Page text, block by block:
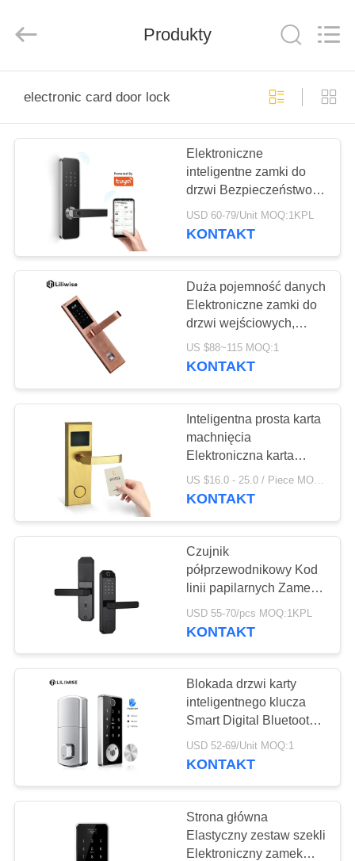
PRODUKTY
WYCIECZKA
FABRYCE
KONTROLA
JAKOŚCI
SKONTAKTUJ
NAMI
AKTUALNOŚCI
SITEMAP
POLITYKA
PRYWATNOŚCI
Electronics
Technology
Produkty
electronic card door lock
Elektroniczne
inteligentne zamki do
drzwi Bezpieczeństwo
Tuya APP WiFi dla
domu CE FCC ROHS
USD 60-79/Unit MOQ:1KPL
KONTAKT
Duża pojemność danych
Elektroniczne zamki do
drzwi wejściowych,
trwała elektroniczna
blokada drzwi do kart
US $88~115 MOQ:1
KONTAKT
Inteligentna prosta karta
machnięcia
Elektroniczna karta
klucza Zamek do hoteli
US $16.0 - 25.0 / Piece MOQ:1
KONTAKT
Czujnik
półprzewodnikowy Kod
linii papilarnych Zamek
drzwi, elektroniczne
zamki drzwi bez klucza
USD 55-70/pcs MOQ:1KPL
KONTAKT
Blokada drzwi karty
inteligentnego klucza
Smart Digital Bluetooth
Access Elektroniczne
zamki drzwi linii
USD 52-69/Unit MOQ:1
KONTAKT
Strona główna
Elastyczny zestaw szekli
Elektroniczny zamek